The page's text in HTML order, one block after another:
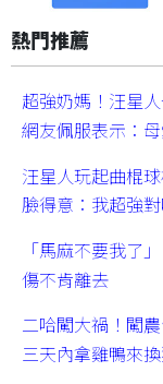
熱門推薦
超強奶媽！汪星
網友佩服表示：母
汪星人玩起曲棍
臉得意：我超強對
「馬麻不要我了
傷不肯離去
二哈闖大禍！闖
三天內拿雞鴨來